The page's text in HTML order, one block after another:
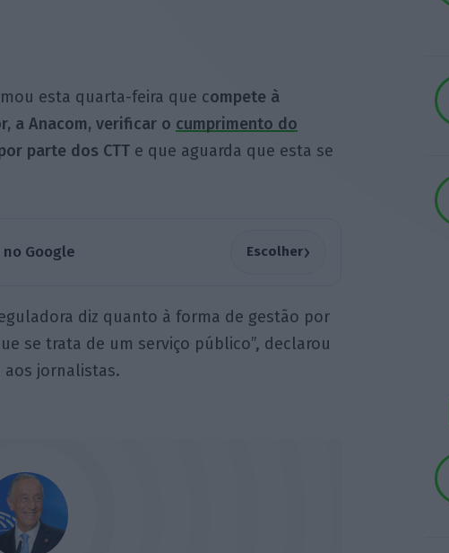
esta quarta-feira que compete à
a Anacom, verificar o cumprimento do
parte dos CTTe que aguarda que esta se
Google Escolher›
diz quanto à forma de gestão por
se trata de um serviço público”, declarou
aos jornalistas.